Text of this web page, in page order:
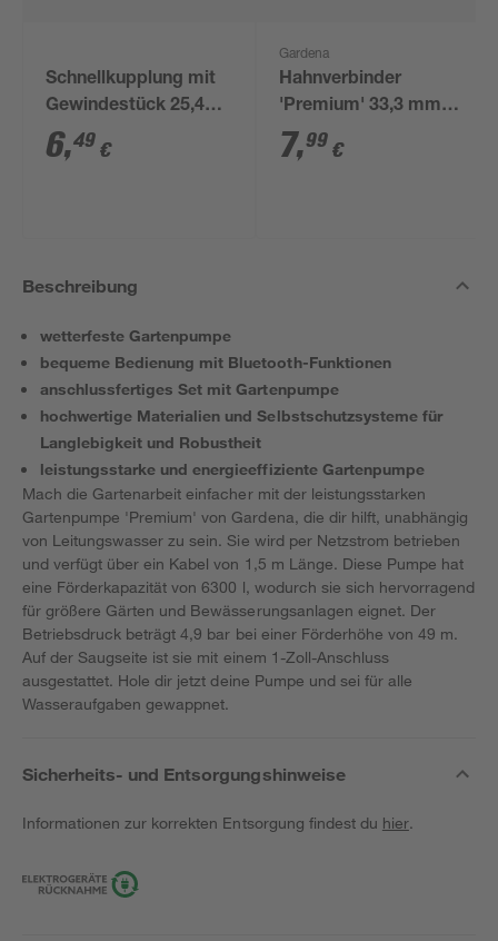
Schnellkupplung mit
Gewindestück 25,4
mm (1") IG
6,49 €
Gardena
Hahnverbinder
'Premium' 33,3 mm
(1") lose
7,99 €
Beschreibung
wetterfeste Gartenpumpe
bequeme Bedienung mit Bluetooth-Funktionen
anschlussfertiges Set mit Gartenpumpe
hochwertige Materialien und Selbstschutzsysteme für
Langlebigkeit und Robustheit
leistungsstarke und energieeffiziente Gartenpumpe
Mach die Gartenarbeit einfacher mit der leistungsstarken
Gartenpumpe 'Premium' von Gardena, die dir hilft, unabhängig
von Leitungswasser zu sein. Sie wird per Netzstrom betrieben
und verfügt über ein Kabel von 1,5 m Länge. Diese Pumpe hat
eine Förderkapazität von 6300 l, wodurch sie sich hervorragend
für größere Gärten und Bewässerungsanlagen eignet. Der
Betriebsdruck beträgt 4,9 bar bei einer Förderhöhe von 49 m.
Auf der Saugseite ist sie mit einem 1-Zoll-Anschluss
ausgestattet. Hole dir jetzt deine Pumpe und sei für alle
Wasseraufgaben gewappnet.
Sicherheits- und Entsorgungshinweise
Informationen zur korrekten Entsorgung findest du hier.